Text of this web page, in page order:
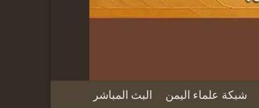
شبكة علماء اليمن البث المباشر